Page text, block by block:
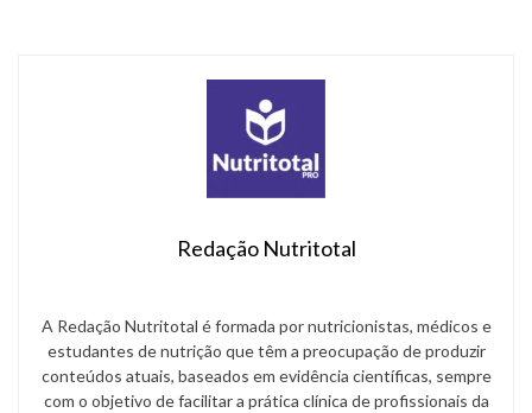
Redação Nutritotal
A Redação Nutritotal é formada por nutricionistas, médicos e
estudantes de nutrição que têm a preocupação de produzir
conteúdos atuais, baseados em evidência científicas, sempre
com o objetivo de facilitar a prática clínica de profissionais da